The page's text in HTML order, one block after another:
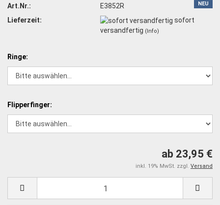
NEU
Art.Nr.:
E3852R
Lieferzeit:
sofort
versandfertig (Info)
Ringe:
Flipperfinger:
ab 23,95 €
inkl. 19% MwSt. zzgl. Versand